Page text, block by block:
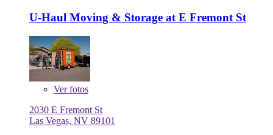
U-Haul Moving & Storage at E Fremont St
Verfotos
2030 E Fremont St
Las Vegas, NV 89101